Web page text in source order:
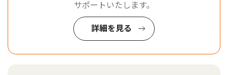
サポートいたします。
詳細を見る